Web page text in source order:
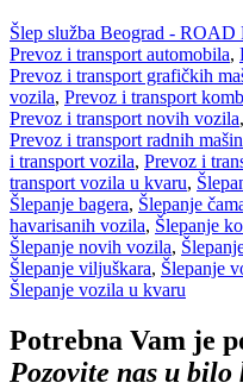
Šlep služba Beograd - ROAD
Prevoz i transport automobila,
Prevoz i transport grafičkih
vozila, Prevoz i transport
Prevoz i transport novih vozila,
Prevoz i transport radnih
i transport vozila, Prevoz i
transport vozila u kvaru,
Šlepanje bagera, Šlepanje
havarisanih vozila, Šlepanje
Šlepanje novih vozila,
Šlepanje viljuškara, Šlepanje
Šlepanje vozila u kvaru
Potrebna Vam je
Pozovite nas u bilo